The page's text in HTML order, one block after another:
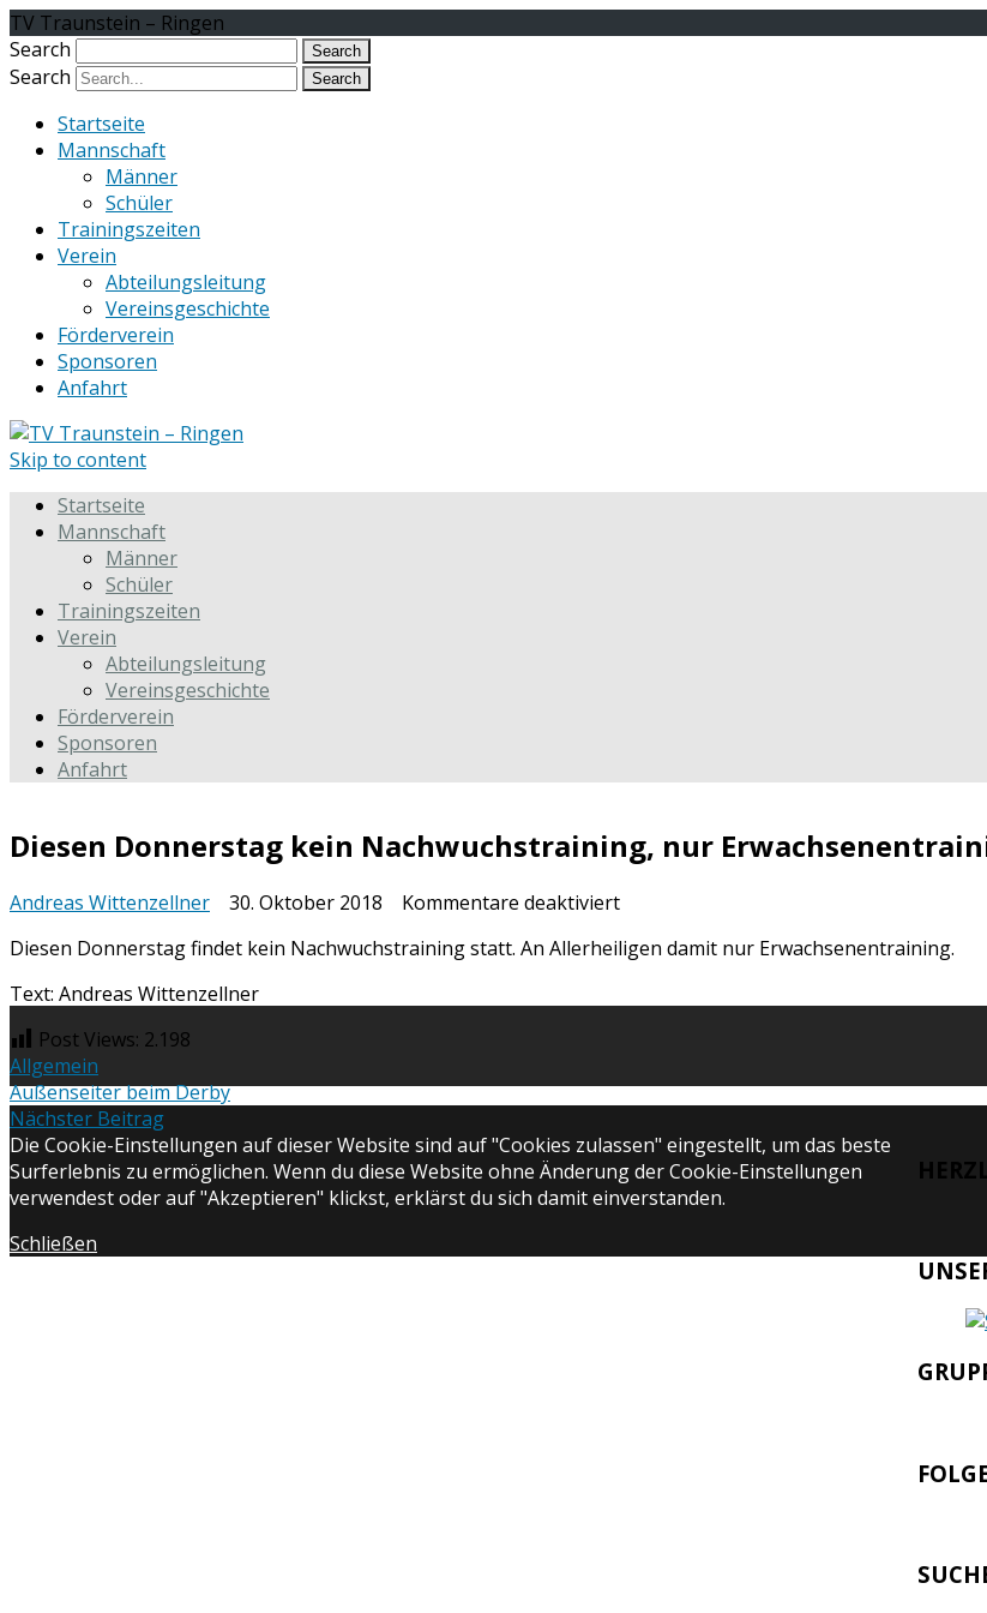
TV Traunstein – Ringen
Search
Search
Startseite
Mannschaft
Männer
Schüler
Trainingszeiten
Verein
Abteilungsleitung
Vereinsgeschichte
Förderverein
Sponsoren
Anfahrt
Skip to content
Startseite
Mannschaft
Männer
Schüler
Trainingszeiten
Verein
Abteilungsleitung
Vereinsgeschichte
Förderverein
Sponsoren
Anfahrt
Diesen Donnerstag kein Nachwuchstraining, nur
Andreas Wittenzellner 30. Oktober 2018 Kommentare deaktiviertfür
Donnerstag
Nachwuchstraining,
Diesen Donnerstag findet kein Nachwuchstraining statt. An Allerheiligen damit nur Erwachsenentraining.
Text: Andreas Wittenzellner
Post Views: 2.198
Allgemein
Beitragsnavigation
Außenseiter beim Derby
Nächster Beitrag
Die Cookie-Einstellungen auf dieser Website sind auf "Cookies zulassen" eingestellt, um das beste
Surferlebnis zu ermöglichen. Wenn du diese Website ohne Änderung der Cookie-Einstellungen
verwendest oder auf "Akzeptieren" klickst, erklärst du sich damit einverstanden.
Schließen